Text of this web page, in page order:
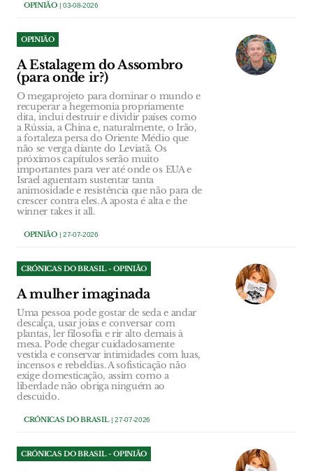
OPINIÃO| 03-08-2026
OPINIÃO
A Estalagem do Assombro
(para onde ir?)
O megaprojeto para dominar o mundo e
recuperar a hegemonia propriamente
dita, inclui destruir e dividir países como
a Rússia, a China e, naturalmente, o Irão,
a fortaleza persa do Oriente Médio que
não se verga diante do Leviatã. Os
próximos capítulos serão muito
importantes para ver até onde os EUA e
Israel aguentam sustentar tanta
animosidade e resistência que não para de
crescer contra eles. A aposta é alta e the
winner takes it all.
OPINIÃO| 27-07-2026
CRÓNICAS DO BRASIL - OPINIÃO
A mulher imaginada
Uma pessoa pode gostar de seda e andar
descalça, usar joias e conversar com
plantas, ler filosofia e rir alto demais à
mesa. Pode chegar cuidadosamente
vestida e conservar intimidades com luas,
incensos e rebeldias. A sofisticação não
exige domesticação, assim como a
liberdade não obriga ninguém ao
descuido.
CRÓNICAS DO BRASIL| 27-07-2026
CRÓNICAS DO BRASIL - OPINIÃO